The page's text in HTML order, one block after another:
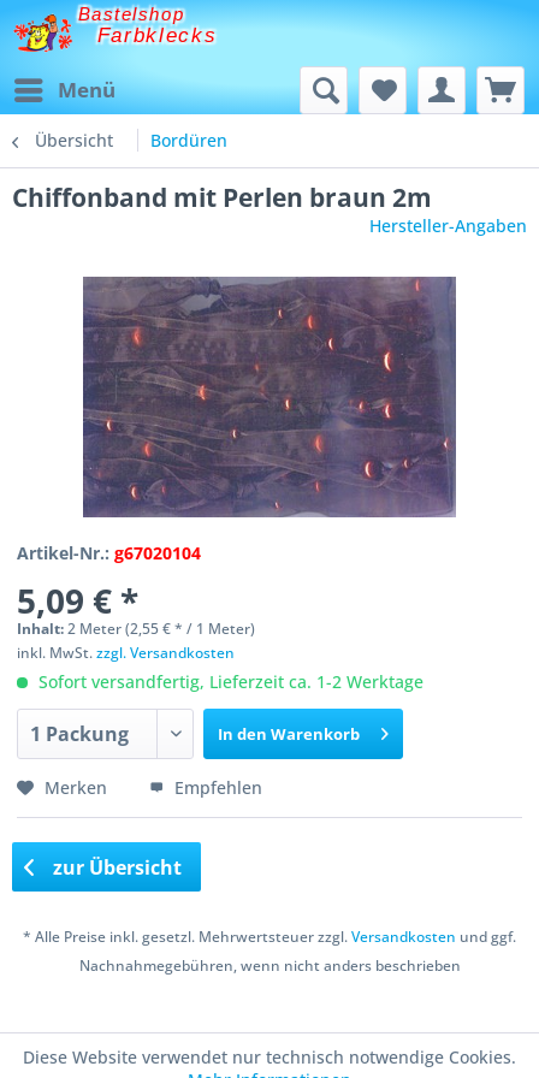
Bastelshop
Farbklecks
Menü
Übersicht Bordüren
Chiffonband mit Perlen braun 2m
Hersteller-Angaben
Artikel-Nr.:g67020104
5,09 € *
Inhalt:2 Meter (2,55 € * / 1 Meter)
inkl. MwSt.zzgl. Versandkosten
Sofort versandfertig, Lieferzeit ca. 1-2 Werktage
In den Warenkorb
Merken Empfehlen
zur Übersicht
* Alle Preise inkl. gesetzl. Mehrwertsteuer zzgl.Versandkosten und ggf.
Nachnahmegebühren, wenn nicht anders beschrieben
Diese Website verwendet nur technisch notwendige Cookies.